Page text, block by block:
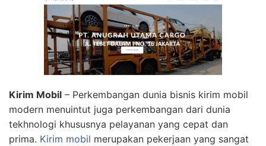
Kirim Mobil – Perkembangan dunia bisnis kirim mobil
modern menuintut juga perkembangan dari dunia
tekhnologi khususnya pelayanan yang cepat dan
prima. Kirim mobil merupakan pekerjaan yang sangat